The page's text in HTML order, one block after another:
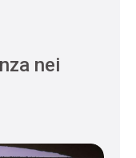
nei